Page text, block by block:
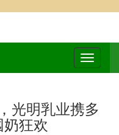
光明乳业携多
狂欢